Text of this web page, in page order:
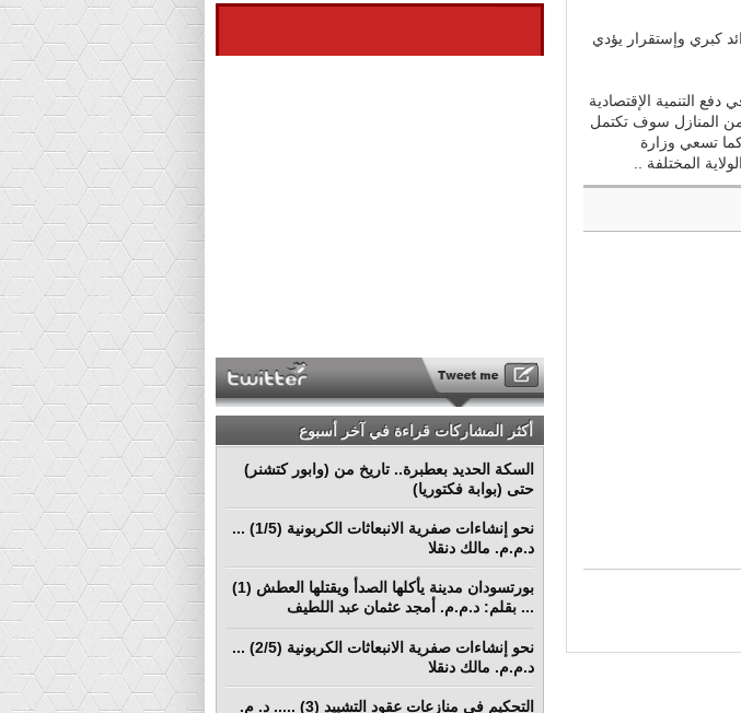
كبري وإستقرار يؤدي
التنمية الإقتصادية
من ( 950 ) منزلا مكتملا وعدد من المنازل سوف تكتمل
تسعي وزارة
المختلفة ..
أكثر المشاركات قراءة في آخر أسبوع
السكة الحديد بعطبرة.. تاريخ من (وابور كتشنر)
حتى (بوابة فكتوريا)
نحو إنشاءات صفرية الانبعاثات الكربونية (1/5) ...
د.م.م. مالك دنقلا
بورتسودان مدينة يأكلها الصدأ ويقتلها العطش (1)
... بقلم: د.م.م. أمجد عثمان عبد اللطيف
نحو إنشاءات صفرية الانبعاثات الكربونية (2/5) ...
د.م.م. مالك دنقلا
التحكيم في منازعات عقود التشييد (3) ..... د. م.